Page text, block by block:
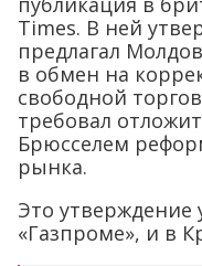
Times. В ней
предлагал
в обмен на
свободной
требовал
Брюсселем
рынка.
Это утверждение
«Газпроме», и в